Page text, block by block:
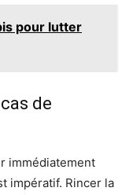
pour lutter
de
immédiatement
impératif. Rincer la